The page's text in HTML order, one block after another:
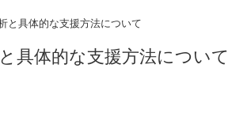
と具体的な支援方法について
具体的な支援方法について